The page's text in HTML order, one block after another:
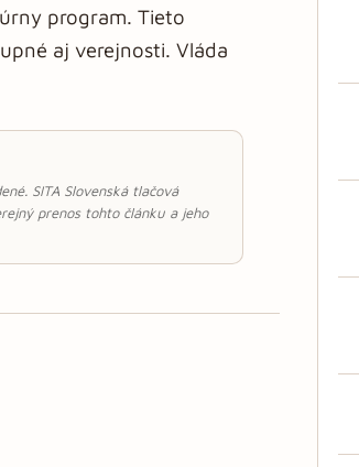
program. Tieto
aj verejnosti. Vláda
SITA Slovenská tlačová
prenos tohto článku a jeho